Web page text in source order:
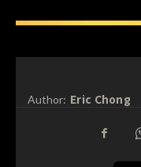
Author: Eric Chong